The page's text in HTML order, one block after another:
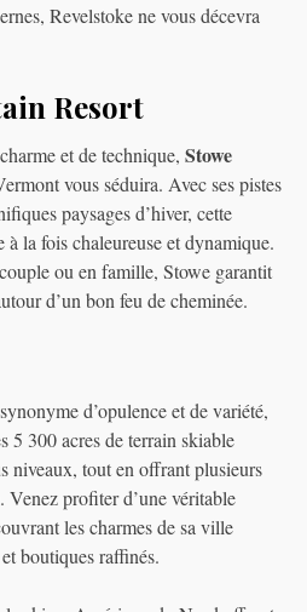
Revelstoke ne vous décevra
Resort
et de technique, Stowe
vous séduira. Avec ses pistes
paysages d’hiver, cette
la fois chaleureuse et dynamique.
ou en famille, Stowe garantit
d’un bon feu de cheminée.
d’opulence et de variété,
5 300 acres de terrain skiable
niveaux, tout en offrant plusieurs
Venez profiter d’une véritable
les charmes de sa ville
boutiques raffinés.